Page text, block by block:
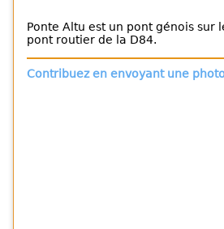
Ponte Altu est un pont génois sur
pont routier de la D84.
Contribuez en envoyant une